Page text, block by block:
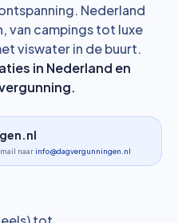
Nederland
van campings tot luxe
viswater in de buurt.
in Nederland en
naar info@dagvergunningen.nl